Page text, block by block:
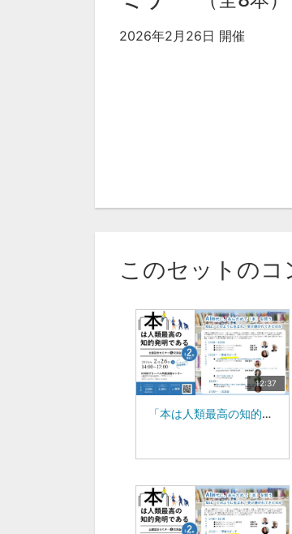
2026年2月26日 開催
このセットのコ
12:37
「本は人類最高の知的発明である」出版記念セミナー :|株式会社ブレインワークス 代表取締役 近藤 昇（１）